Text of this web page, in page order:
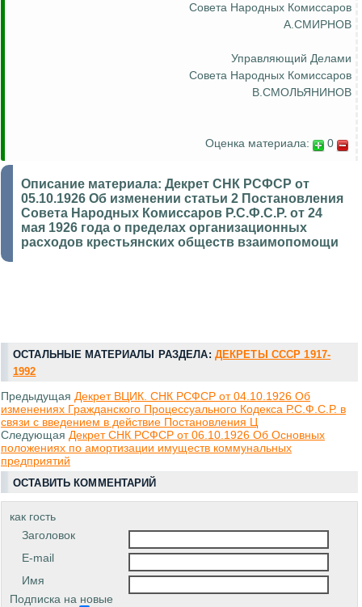
Совета Народных Комиссаров
А.СМИРНОВ
Управляющий Делами
Совета Народных Комиссаров
В.СМОЛЬЯНИНОВ
Оценка материала: 0
Описание материала: Декрет СНК РСФСР от
05.10.1926 Об изменении статьи 2 Постановления
Совета Народных Комиссаров Р.С.Ф.С.Р. от 24
мая 1926 года о пределах организационных
расходов крестьянских обществ взаимопомощи
ОСТАЛЬНЫЕ МАТЕРИАЛЫ РАЗДЕЛА: ДЕКРЕТЫ СССР 1917-
1992
Предыдущая Декрет ВЦИК. СНК РСФСР от 04.10.1926 Об
изменениях Гражданского Процессуального Кодекса Р.С.Ф.С.Р. в
связи с введением в действие Постановления Ц
Следующая Декрет СНК РСФСР от 06.10.1926 Об Основных
положениях по амортизации имуществ коммунальных
предприятий
ОСТАВИТЬ КОММЕНТАРИЙ
как гость
Заголовок
E-mail
Имя
Подписка на новые